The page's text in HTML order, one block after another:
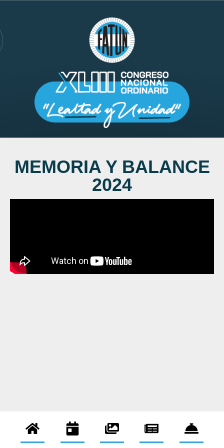
MEMORIA Y BALANCE
2024